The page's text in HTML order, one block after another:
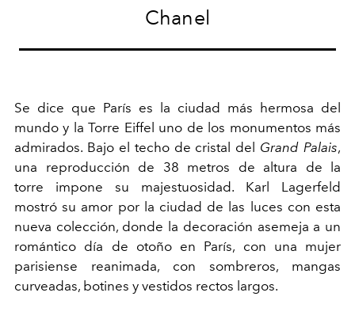
Chanel
Se dice que París es la ciudad más hermosa del
mundo y la Torre Eiffel uno de los monumentos más
admirados. Bajo el techo de cristal del Grand Palais,
una reproducción de 38 metros de altura de la
torre impone su majestuosidad. Karl Lagerfeld
mostró su amor por la ciudad de las luces con esta
nueva colección, donde la decoración asemeja a un
romántico día de otoño en París, con una mujer
parisiense reanimada, con sombreros, mangas
curveadas, botines y vestidos rectos largos.